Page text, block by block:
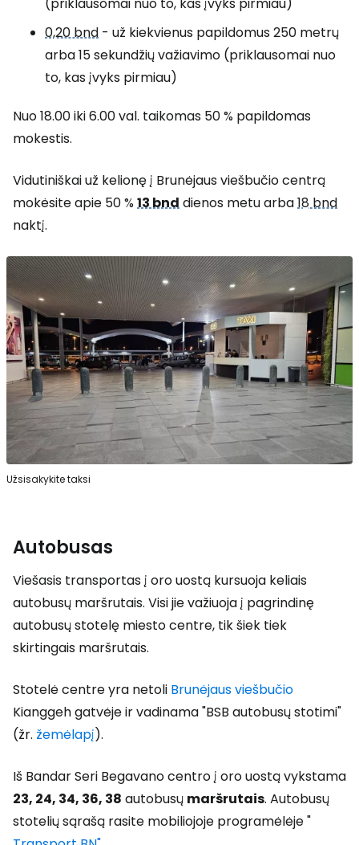
0,20 bnd - už kiekvienus papildomus 250 metrų
arba 15 sekundžių važiavimo (priklausomai nuo
to, kas įvyks pirmiau)
Nuo 18.00 iki 6.00 val. taikomas 50 % papildomas
mokestis.
Vidutiniškai už kelionę į Brunėjaus viešbučio centrą
mokėsite apie 50 % 13 bnd dienos metu arba18 bnd
naktį.
Užsisakykite taksi
Autobusas
Viešasis transportas į oro uostą kursuoja keliais
autobusų maršrutais. Visi jie važiuoja į pagrindinę
autobusų stotelę miesto centre, tik šiek tiek
skirtingais maršrutais.
Stotelė centre yra netoli Brunėjaus viešbučio
Kianggeh gatvėje ir vadinama "BSB autobusų stotimi"
(žr. žemėlapį).
Iš Bandar Seri Begavano centro į oro uostą vykstama
23, 24, 34, 36, 38 autobusų maršrutais. Autobusų
stotelių sąrašą rasite mobiliojoje programėlėje "